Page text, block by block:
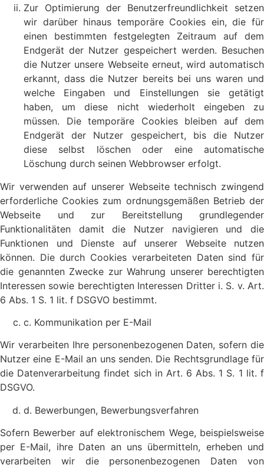
Zur Optimierung der Benutzerfreundlichkeit setzen
wir darüber hinaus temporäre Cookies ein, die für
einen bestimmten festgelegten Zeitraum auf dem
Endgerät der Nutzer gespeichert werden. Besuchen
die Nutzer unsere Webseite erneut, wird automatisch
erkannt, dass die Nutzer bereits bei uns waren und
welche Eingaben und Einstellungen sie getätigt
haben, um diese nicht wiederholt eingeben zu
müssen. Die temporäre Cookies bleiben auf dem
Endgerät der Nutzer gespeichert, bis die Nutzer
diese selbst löschen oder eine automatische
Löschung durch seinen Webbrowser erfolgt.
Wir verwenden auf unserer Webseite technisch zwingend
erforderliche Cookies zum ordnungsgemäßen Betrieb der
Webseite und zur Bereitstellung grundlegender
Funktionalitäten damit die Nutzer navigieren und die
Funktionen und Dienste auf unserer Webseite nutzen
können. Die durch Cookies verarbeiteten Daten sind für
die genannten Zwecke zur Wahrung unserer berechtigten
Interessen sowie berechtigten Interessen Dritter i. S. v. Art.
6 Abs. 1 S. 1 lit. f DSGVO bestimmt.
c. Kommunikation per E-Mail
Wir verarbeiten Ihre personenbezogenen Daten, sofern die
Nutzer eine E-Mail an uns senden. Die Rechtsgrundlage für
die Datenverarbeitung findet sich in Art. 6 Abs. 1 S. 1 lit. f
DSGVO.
d. Bewerbungen, Bewerbungsverfahren
Sofern Bewerber auf elektronischem Wege, beispielsweise
per E-Mail, ihre Daten an uns übermitteln, erheben und
verarbeiten wir die personenbezogenen Daten von